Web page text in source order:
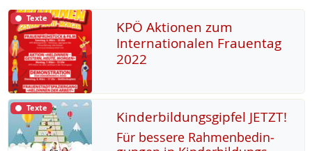
Texte
KPÖ Aktionen zum
Internationalen Frauentag
2022
Texte Kinderbildungsgipfel JETZT!
Für bes­se­re Rah­men­be­din­